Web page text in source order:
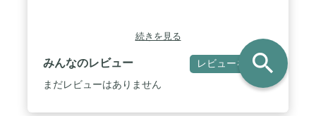
続きを見る
みんなのレビュー レビューを書く
まだレビューはありません
search